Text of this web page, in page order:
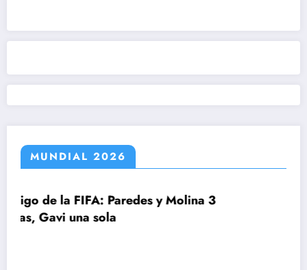
MUNDIAL 2026
y Molina 3